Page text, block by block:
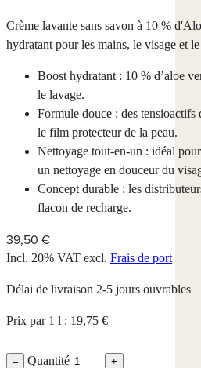
Crème lavante sans savon à 10 %
hydratant pour les mains, le visage et
Boost hydratant : 10 % d’aloe
le lavage.
Formule douce : des tensioactifs
le film protecteur de la peau.
Nettoyage tout-en-un : idéal
un nettoyage en douceur du
Concept durable : les
flacon de recharge.
39,50 €
Incl. 20% VAT excl. Frais de port
Délai de livraison 2-5 jours ouvrables
Prix par 1 l : 19,75 €
– Quantité +